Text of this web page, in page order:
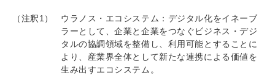
（注釈1）
ウラノス・エコシステム：デジタル化をイネーブ
ラーとして、企業と企業をつなぐビジネス・デジ
タルの協調領域を整備し、利用可能とすることに
より、産業界全体として新たな連携による価値を
生み出すエコシステム。